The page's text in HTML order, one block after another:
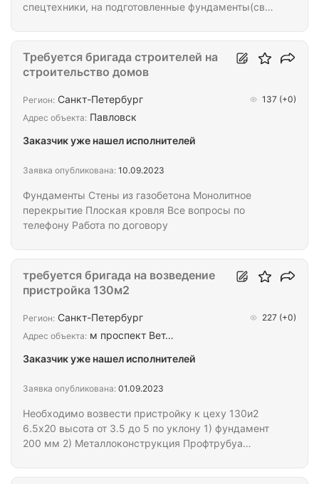
спецтехники, на подготовленные фундаменты(сваи
скатные(преимущественно стиль -Барнхаус)
Присутствие мастера на обьектах исключает
множественные согласования и заминки. При
необходимости,организуем транспорт до обьекта
и проживание.
Фундаменты Стены из газобетона Монолитное
перекрытие Плоская кровля Все вопросы по
телефону Работа по договору
Требуется бригада строителей на
строительство домов
Регион: Санкт-Петербург 137 (+0)
Адрес объекта: Павловск
Заказчик уже нашел исполнителей
Заявка опубликована: 10.09.2023
Необходимо возвести пристройку к цеху 130и2
6.5х20 высота от 3.5 до 5 по уклону 1) фундамент
200 мм 2) Металлоконструкция Профтрубуа
требуется бригада на возведение
пристройка 130м2
Регион: Санкт-Петербург 227 (+0)
Адрес объекта: м проспект Вет…
Заказчик уже нашел исполнителей
Заявка опубликована: 01.09.2023